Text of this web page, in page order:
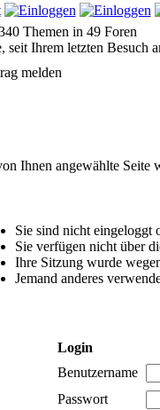
Themen in 49 Foren
seit Ihrem letzten Besuch
melden
Ihnen angewählte Seite
Sie sind nicht eingeloggt
Sie verfügen nicht über
Ihre Sitzung wurde
Jemand anderes
Login
Benutzername
Passwort